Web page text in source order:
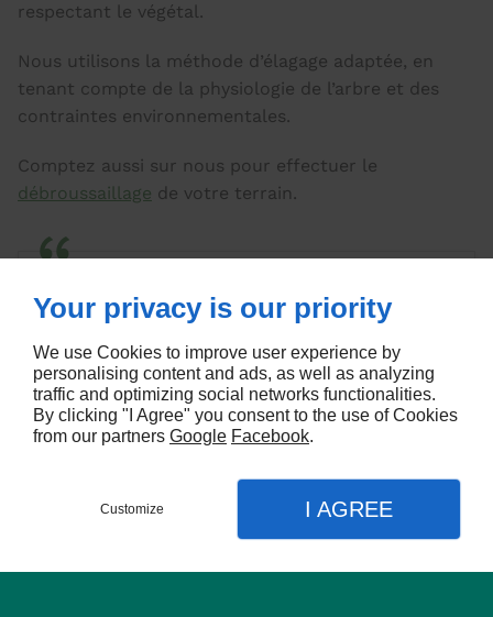
respectant le végétal.
Nous utilisons la méthode d’élagage adaptée, en
tenant compte de la physiologie de l’arbre et des
contraintes environnementales.
Comptez aussi sur nous pour effectuer le
débroussaillage de votre terrain.
Des travaux d’élagage à Beaufort en Anjou,
pour garantir la croissance maitrisée de
vos arbres
CONTACT
Your privacy is our priority
We use Cookies to improve user experience by
personalising content and ads, as well as analyzing
traffic and optimizing social networks functionalities.
By clicking "I Agree" you consent to the use of Cookies
from our partners Google Facebook.
Customize I AGREE